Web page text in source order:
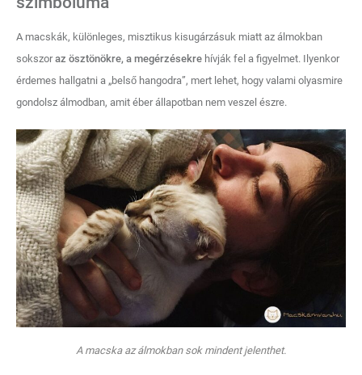
A macskák, különleges, misztikus kisugárzásuk miatt az álmokban
sokszoraz ösztönökre, a megérzésekre hívják fel a figyelmet. Ilyenkor
érdemes hallgatni a „belső hangodra”, mert lehet, hogy valami olyasmire
gondolsz álmodban, amit éber állapotban nem veszel észre.
A macska az álmokban sok mindent jelenthet.